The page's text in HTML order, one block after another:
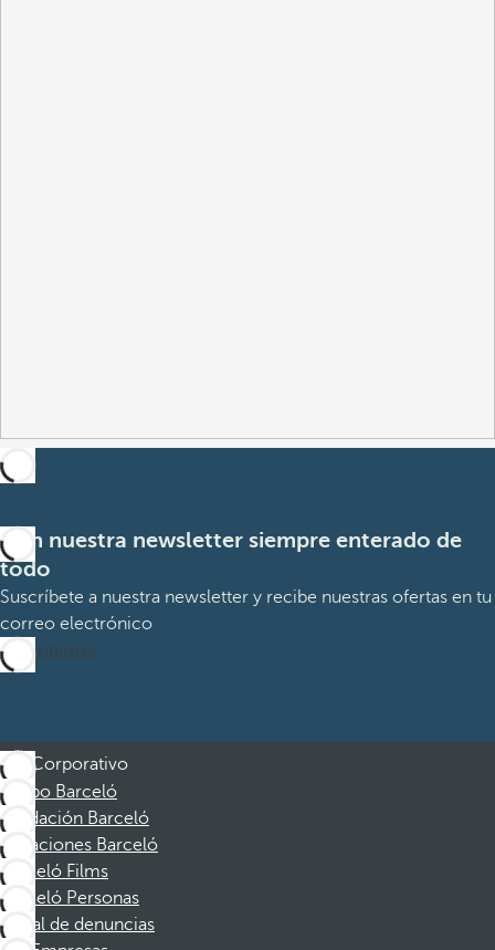
Con nuestra newsletter siempre enterado de
todo
Suscríbete a nuestra newsletter y recibe nuestras ofertas en tu
correo electrónico
Suscribirme
Corporativo
Grupo Barceló
Fundación Barceló
Vacaciones Barceló
Barceló Films
Barceló Personas
Canal de denuncias